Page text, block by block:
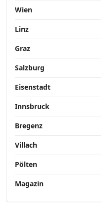
Wien
Linz
Graz
Salzburg
Eisenstadt
Innsbruck
Bregenz
Villach
Pölten
Magazin